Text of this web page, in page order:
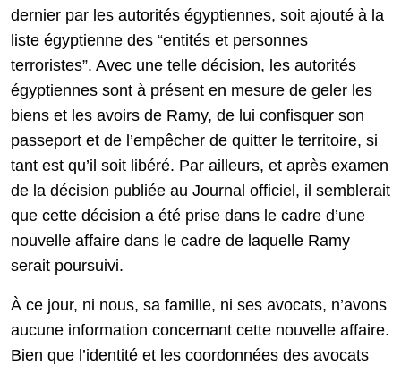
dernier par les autorités égyptiennes, soit ajouté à la
liste égyptienne des “entités et personnes
terroristes”. Avec une telle décision, les autorités
égyptiennes sont à présent en mesure de geler les
biens et les avoirs de Ramy, de lui confisquer son
passeport et de l’empêcher de quitter le territoire, si
tant est qu’il soit libéré. Par ailleurs, et après examen
de la décision publiée au Journal officiel, il semblerait
que cette décision a été prise dans le cadre d’une
nouvelle affaire dans le cadre de laquelle Ramy
serait poursuivi.
À ce jour, ni nous, sa famille, ni ses avocats, n’avons
aucune information concernant cette nouvelle affaire.
Bien que l’identité et les coordonnées des avocats